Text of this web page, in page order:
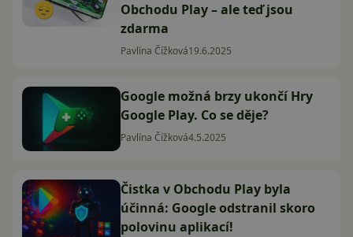
Obchodu Play – ale teď jsou
zdarma
Pavlína Čížková19.6.2025
Google možná brzy ukončí Hry
Google Play. Co se děje?
Pavlína Čížková4.5.2025
Čistka v Obchodu Play byla
účinná: Google odstranil skoro
polovinu aplikací!